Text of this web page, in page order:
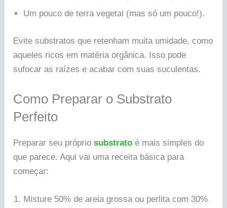
Um pouco de terra vegetal (mas só um pouco!).
Evite substratos que retenham muita umidade, como
aqueles ricos em matéria orgânica. Isso pode
sufocar as raízes e acabar com suas suculentas.
Como Preparar o Substrato
Perfeito
Preparar seu própriosubstrato é mais simples do
que parece. Aqui vai uma receita básica para
começar:
Misture 50% de areia grossa ou perlita com 30%